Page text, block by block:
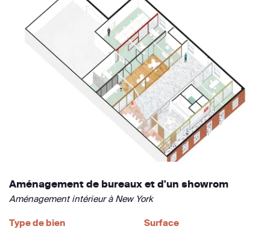
Aménagement de bureaux et d'un showrom
Aménagement intérieur à New York
Type de bien
Surface